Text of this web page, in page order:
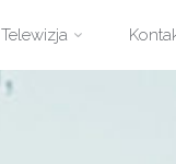
Telewizja